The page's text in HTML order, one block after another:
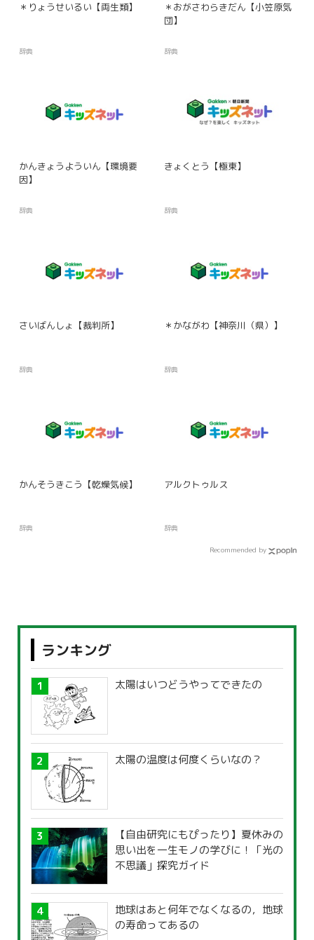
＊りょうせいるい【両生類】
辞典
＊おがさわらきだん【小笠原気
団】
辞典
かんきょうよういん【環境要
因】
辞典
きょくとう【極東】
辞典
さいばんしょ【裁判所】
辞典
＊かながわ【神奈川（県）】
辞典
かんそうきこう【乾燥気候】
辞典
アルクトゥルス
辞典
Recommended by
ランキング
太陽はいつどうやってできたの
太陽の温度は何度くらいなの？
【自由研究にもぴったり】夏休みの
思い出を一生モノの学びに！「光の
不思議」探究ガイド
地球はあと何年でなくなるの，地球
の寿命ってあるの